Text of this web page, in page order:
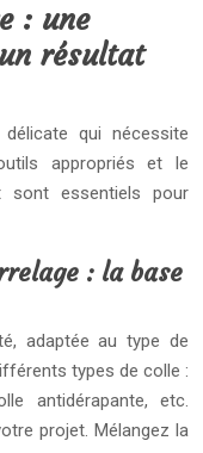
: une
résultat
qui nécessite
appropriés et le
sont essentiels pour
: la base
adaptée au type de
types de colle :
antidérapante, etc.
projet. Mélangez la